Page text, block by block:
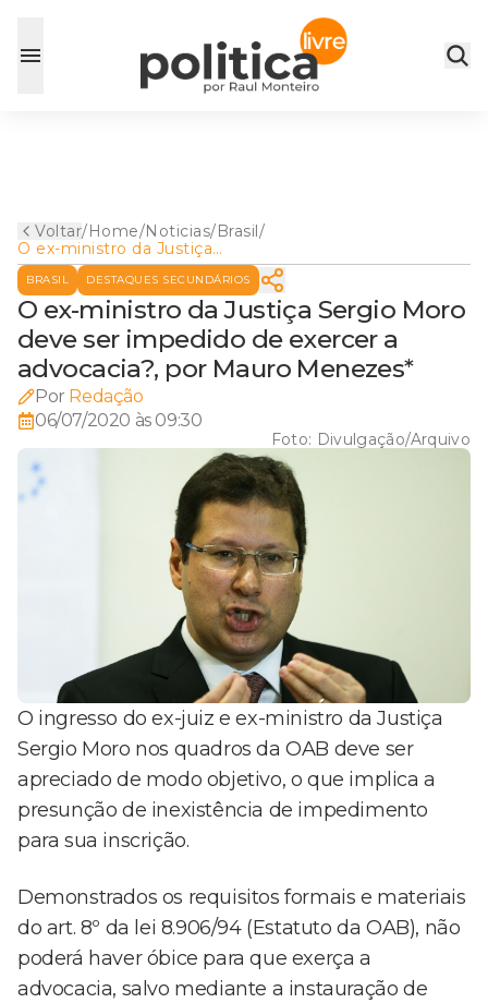
Voltar/Home/Noticias/Brasil/
O ex-ministro da Justiça
Sergio Moro deve ser
impedido de exercer a
advocacia?, por Mauro
Menezes*
BRASIL DESTAQUES SECUNDÁRIOS
O ex-ministro da Justiça Sergio Moro
deve ser impedido de exercer a
advocacia?, por Mauro Menezes*
Por Redação
06/07/2020 às 09:30
Foto: Divulgação/Arquivo
O ingresso do ex-juiz e ex-ministro da Justiça
Sergio Moro nos quadros da OAB deve ser
apreciado de modo objetivo, o que implica a
presunção de inexistência de impedimento
para sua inscrição.
Demonstrados os requisitos formais e materiais
do art. 8º da lei 8.906/94 (Estatuto da OAB), não
poderá haver óbice para que exerça a
advocacia, salvo mediante a instauração de